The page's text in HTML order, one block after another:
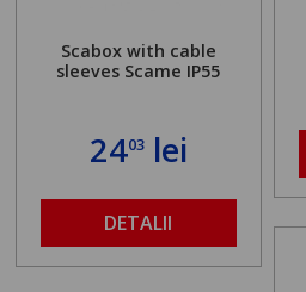
Scabox with cable
sleeves Scame IP55
2403lei
DETALII